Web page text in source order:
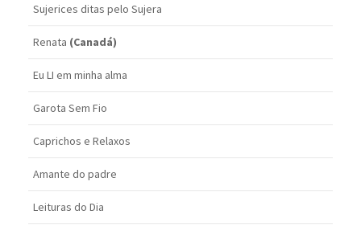
Sujerices ditas pelo Sujera
Renata (Canadá)
Eu LI em minha alma
Garota Sem Fio
Caprichos e Relaxos
Amante do padre
Leituras do Dia